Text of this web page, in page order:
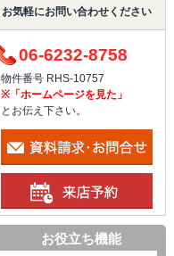
お気軽にお問い合わせください
06-6232-8758
物件番号 RHS-10757
※「ホームページを見た」
とお伝え下さい。
お役立ち機能